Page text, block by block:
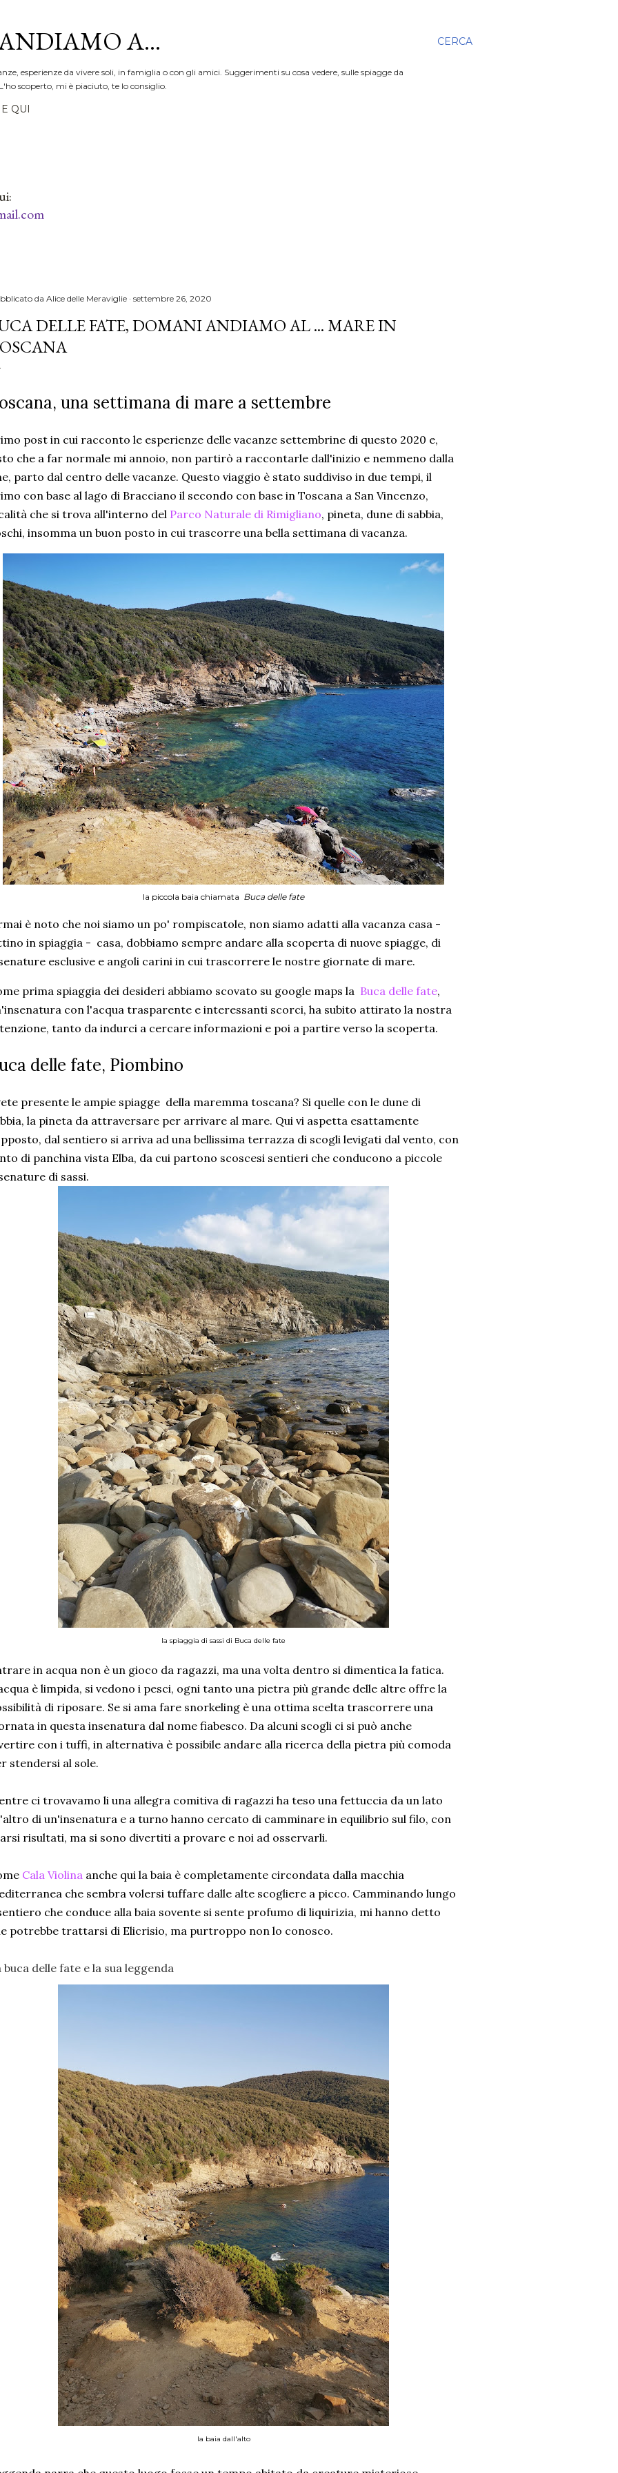
CERCA
A...
esperienze da vivere soli, in famiglia o con gli amici. Suggerimenti su cosa vedere, sulle spiagge da
scoperto, mi è piaciuto, te lo consiglio.
QUI
da Alice delle Meraviglie settembre 26, 2020
DELLE FATE, DOMANI ANDIAMO AL ... MARE IN
una settimana di mare a settembre
post in cui racconto le esperienze delle vacanze settembrine di questo 2020 e,
che a far normale mi annoio, non partirò a raccontarle dall'inizio e nemmeno dalla
parto dal centro delle vacanze. Questo viaggio è stato suddiviso in due tempi, il
con base al lago di Bracciano il secondo con base in Toscana a San Vincenzo,
che si trova all'interno del Parco Naturale di Rimigliano, pineta, dune di sabbia,
insomma un buon posto in cui trascorre una bella settimana di vacanza.
la piccola baia chiamata Buca delle fate
è noto che noi siamo un po' rompiscatole, non siamo adatti alla vacanza casa -
in spiaggia - casa, dobbiamo sempre andare alla scoperta di nuove spiagge, di
esclusive e angoli carini in cui trascorrere le nostre giornate di mare.
prima spiaggia dei desideri abbiamo scovato su google maps la Buca delle fate,
con l'acqua trasparente e interessanti scorci, ha subito attirato la nostra
tanto da indurci a cercare informazioni e poi a partire verso la scoperta.
delle fate, Piombino
presente le ampie spiagge della maremma toscana? Si quelle con le dune di
la pineta da attraversare per arrivare al mare. Qui vi aspetta esattamente
dal sentiero si arriva ad una bellissima terrazza di scogli levigati dal vento, con
di panchina vista Elba, da cui partono scoscesi sentieri che conducono a piccole
di sassi.
la spiaggia di sassi di Buca delle fate
in acqua non è un gioco da ragazzi, ma una volta dentro si dimentica la fatica.
è limpida, si vedono i pesci, ogni tanto una pietra più grande delle altre offre la
di riposare. Se si ama fare snorkeling è una ottima scelta trascorrere una
in questa insenatura dal nome fiabesco. Da alcuni scogli ci si può anche
con i tuffi, in alternativa è possibile andare alla ricerca della pietra più comoda
stendersi al sole.
ci trovavamo li una allegra comitiva di ragazzi ha teso una fettuccia da un lato
di un'insenatura e a turno hanno cercato di camminare in equilibrio sul filo, con
risultati, ma si sono divertiti a provare e noi ad osservarli.
Cala Violina anche qui la baia è completamente circondata dalla macchia
che sembra volersi tuffare dalle alte scogliere a picco. Camminando lungo
che conduce alla baia sovente si sente profumo di liquirizia, mi hanno detto
potrebbe trattarsi di Elicrisio, ma purtroppo non lo conosco.
buca delle fate e la sua leggenda
la baia dall'alto